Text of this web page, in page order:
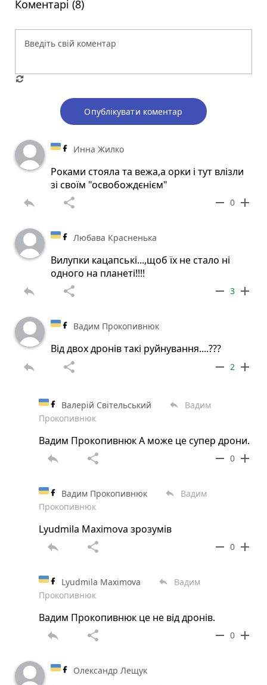
Коментарі (8)
Опублікувати коментар
Инна Жилко
Роками стояла та вежа,а орки і тут влізли
зі своїм "освобождєнієм"
reply share remove 0 add
Любава Красненька
Вилупки кацапські...,щоб їх не стало ні
одного на планеті!!!!
reply share remove 3 add
Вадим Прокопивнюк
Від двох дронів такі руйнування....???
reply share remove 2 add
Валерій Світельський reply
Вадим
Прокопивнюк
Вадим Прокопивнюк А може це супер дрони.
reply share remove 0 add
Вадим Прокопивнюк reply
Вадим
Прокопивнюк
Lyudmila Maximova зрозумів
reply share remove 0 add
Lyudmila Maximova reply
Вадим
Прокопивнюк
Вадим Прокопивнюк це не від дронів.
reply share remove 0 add
Олександр Лещук